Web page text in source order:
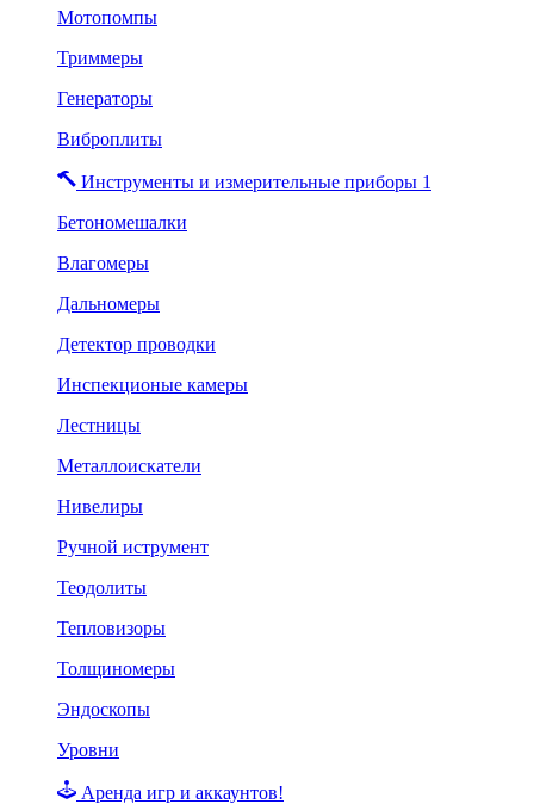
Мотопомпы
Триммеры
Генераторы
Виброплиты
Инструменты и измерительные приборы 1
Бетономешалки
Влагомеры
Дальномеры
Детектор проводки
Инспекционые камеры
Лестницы
Металлоискатели
Нивелиры
Ручной иструмент
Теодолиты
Тепловизоры
Толщиномеры
Эндоскопы
Уровни
Аренда игр и аккаунтов!